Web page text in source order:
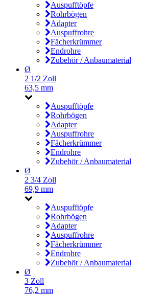
Auspufftöpfe
Rohrbögen
Adapter
Auspuffrohre
Fächerkrümmer
Endrohre
Zubehör / Anbaumaterial
Ø
2 1/2 Zoll
63,5 mm
Auspufftöpfe
Rohrbögen
Adapter
Auspuffrohre
Fächerkrümmer
Endrohre
Zubehör / Anbaumaterial
Ø
2 3/4 Zoll
69,9 mm
Auspufftöpfe
Rohrbögen
Adapter
Auspuffrohre
Fächerkrümmer
Endrohre
Zubehör / Anbaumaterial
Ø
3 Zoll
76,2 mm